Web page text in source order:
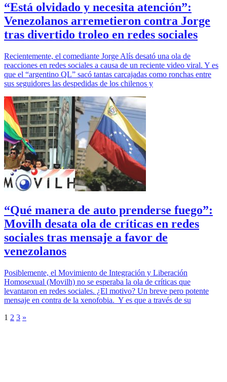
“Está olvidado y necesita atención”:
Venezolanos arremetieron contra Jorge
tras divertido troleo en redes sociales
Recientemente, el comediante Jorge Alís desató una ola de
reacciones en redes sociales a causa de un reciente video viral. Y es
que el “argentino QL” sacó tantas carcajadas como ronchas entre
sus seguidores las despedidas de los chilenos y
“Qué manera de auto prenderse fuego”:
Movilh desata ola de críticas en redes
sociales tras mensaje a favor de
venezolanos
Posiblemente, el Movimiento de Integración y Liberación
Homosexual (Movilh) no se esperaba la ola de críticas que
levantaron en redes sociales. ¿El motivo? Un breve pero potente
mensaje en contra de la xenofobia. Y es que a través de su
1 2 3 »